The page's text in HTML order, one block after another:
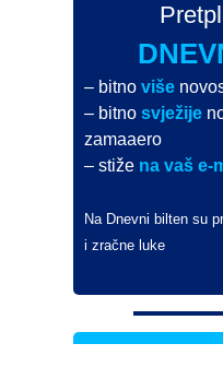
– bitnoviše
– bitnosvježije
zamaaero
– stiže na vaš e-
Na Dnevni bilten su
i zračne luke